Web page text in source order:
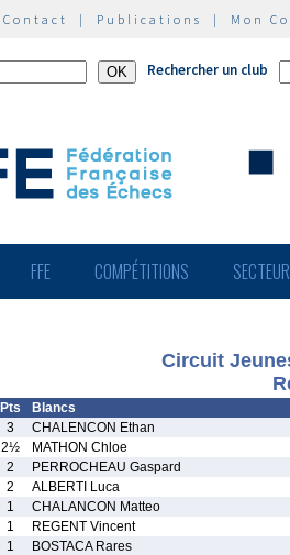
Contact | Publications | Mon
Rechercher un club
FFE COMPÉTITIONS
Circuit
Pts
Blancs
3
CHALENCON Ethan
2½
MATHON Chloe
2
PERROCHEAU Gaspard
2
ALBERTI Luca
1
CHALANCON Matteo
1
REGENT Vincent
1
BOSTACA Rares